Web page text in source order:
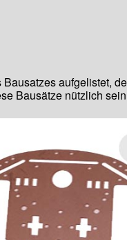
aufgelistet,
Bausätze nützlich